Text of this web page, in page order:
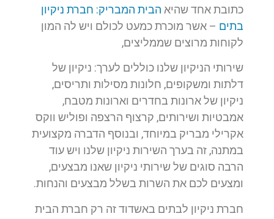
כתובת אחד שהיא הבית המבריק: חברת ניקיון
בתים – אשר מוכרת כמעט לכולם ויש לה המון
לקוחות מרוצים שממליצים,
שירותי הניקיון שלנו כוללים לערך: ניקיון של
דלתות ומשקופים, חלונות מסילות ותריסים,
ניקיון של ארונות בחדרים וארונות מטבח,
אמבטיות ושירותים, קרצוף הרצפה ופוליש ווקס
אקרילי מבריק במיוחד, ובנוסף הדברה מקצועית
במתנה, זה בערך השירות ניקיון שלנו ויש עוד
הרבה סוגים של שירותי ניקיון שאנו מבצעים,
ומצעים לכם את השרות בשלל מבצעים והנחות.
חברת ניקיון לבתים באשדוד זה רק חברת הבית